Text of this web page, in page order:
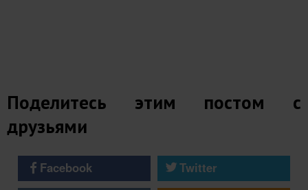
Поделитесь этим постом с
друзьями
Facebook
Twitter